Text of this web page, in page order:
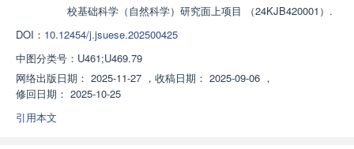
校基础科学（自然科学）研究面上项目 （24KJB420001）.
DOI： 10.12454/j.jsuese.202500425
中图分类号： U461;U469.79
网络出版日期： 2025-11-27 ， 收稿日期： 2025-09-06 ，
修回日期： 2025-10-25
引用本文